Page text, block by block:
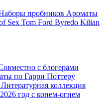
пробников Ароматы
Sex Tom Ford Byredo Kilian
с блогерами
по Гарри Поттеру
Литературная коллекция
год с конем-огнем